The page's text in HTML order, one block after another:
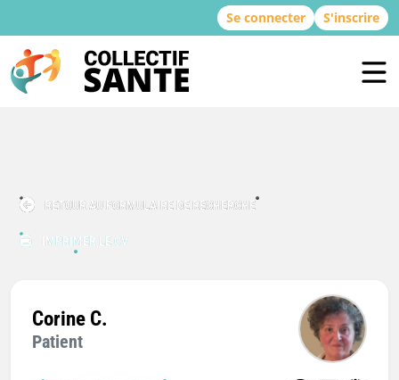
Se connecter S'inscrire
RETOUR AU FORMULAIRE DE RECHERCHE
IMPRIMER LE CV
Corine C.
Patient